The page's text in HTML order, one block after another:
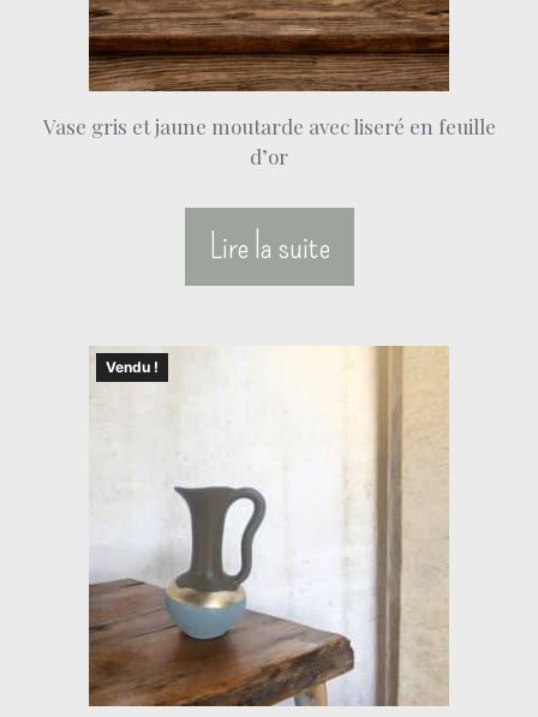
Vase gris et jaune moutarde avec liseré en feuille
d’or
Lire la suite
Vendu !